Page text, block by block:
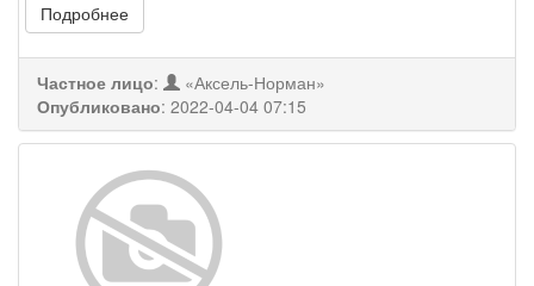
Подробнее
Частное лицо:
«Аксель-Норман»
Опубликовано: 2022-04-04 07:15